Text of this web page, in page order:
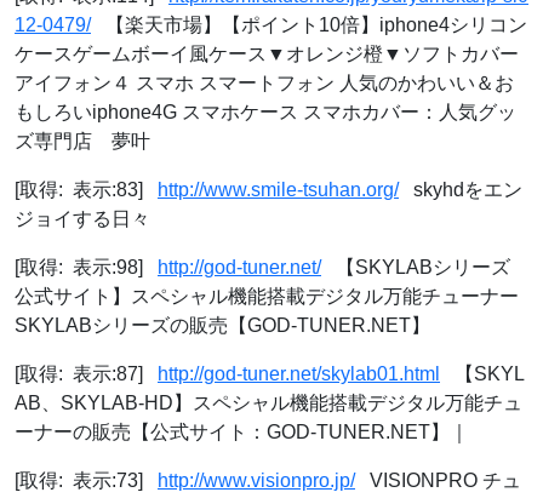
12-0479/【楽天市場】【ポイント10倍】iphone4シリコン
ケースゲームボーイ風ケース▼オレンジ橙▼ソフトカバー
アイフォン４ スマホ スマートフォン 人気のかわいい＆お
もしろいiphone4G スマホケース スマホカバー：人気グッ
ズ専門店 夢叶
[取得: 表示:83] http://www.smile-tsuhan.org/skyhdをエン
ジョイする日々
[取得: 表示:98] http://god-tuner.net/【SKYLABシリーズ
公式サイト】スペシャル機能搭載デジタル万能チューナー
SKYLABシリーズの販売【GOD-TUNER.NET】
[取得: 表示:87] http://god-tuner.net/skylab01.html
【SKYL
AB、SKYLAB-HD】スペシャル機能搭載デジタル万能チュ
ーナーの販売【公式サイト：GOD-TUNER.NET】｜
[取得: 表示:73] http://www.visionpro.jp/VISIONPRO チュ